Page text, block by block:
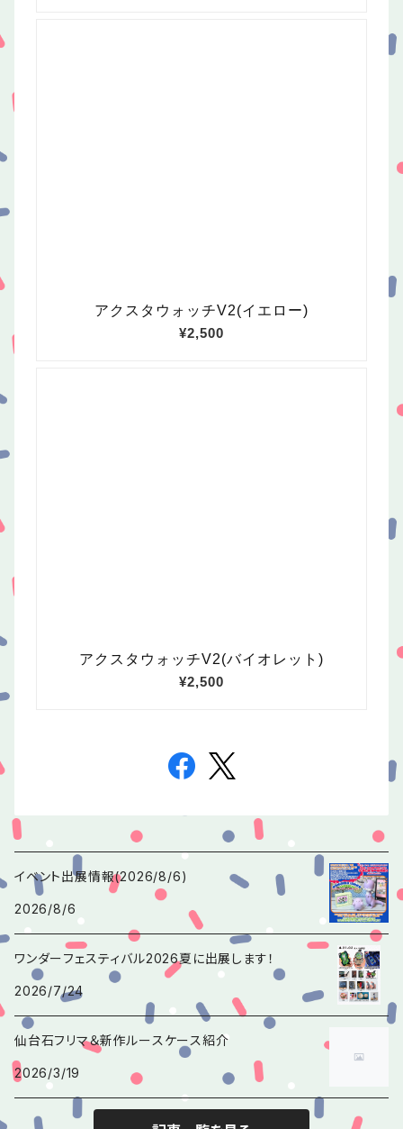
イベント出展情報(2026/8/6)
2026/8/6
ワンダーフェスティバル2026夏に出展します！
2026/7/24
仙台石フリマ＆新作ルースケース紹介
2026/3/19